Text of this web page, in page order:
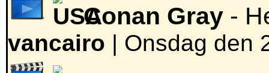
Conan Gray -
vancairo | Onsdag den